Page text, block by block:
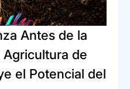
Antes de la
Agricultura de
el Potencial del